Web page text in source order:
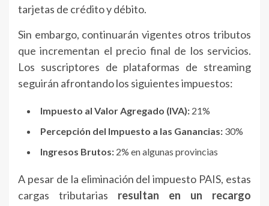
tarjetas de crédito y débito.
Sin embargo, continuarán vigentes otros tributos
que incrementan el precio final de los servicios.
Los suscriptores de plataformas de streaming
seguirán afrontando los siguientes impuestos:
Impuesto al Valor Agregado (IVA): 21%
Percepción del Impuesto a las Ganancias: 30%
Ingresos Brutos: 2% en algunas provincias
A pesar de la eliminación del impuesto PAIS, estas
cargas tributarias resultan en un recargo